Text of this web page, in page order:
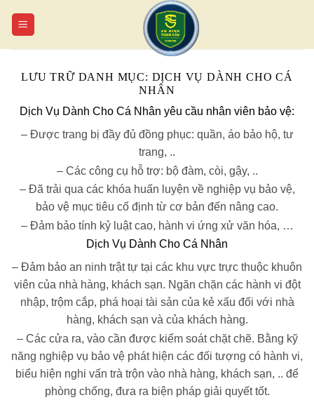
đến
LƯU TRỮ DANH MỤC: DỊCH VỤ DÀNH CHO CÁ
NHÂN
Dịch Vụ Dành Cho Cá Nhân yêu cầu nhân viên bảo vệ:
– Được trang bị đầy đủ đồng phục: quần, áo bảo hộ, tư
trang, ..
– Các công cụ hỗ trợ: bộ đàm, còi, gậy, ..
– Đã trải qua các khóa huấn luyện về nghiệp vụ bảo vệ,
bảo vệ mục tiêu cố định từ cơ bản đến nâng cao.
– Đảm bảo tính kỷ luật cao, hành vi ứng xử văn hóa, …
Dịch Vụ Dành Cho Cá Nhân
– Đảm bảo an ninh trật tự tại các khu vực trực thuộc khuôn
viên của nhà hàng, khách sạn. Ngăn chặn các hành vi đột
nhập, trộm cắp, phá hoại tài sản của kẻ xấu đối với nhà
hàng, khách sạn và của khách hàng.
– Các cửa ra, vào cần được kiểm soát chặt chẽ. Bằng kỹ
năng nghiệp vụ bảo vệ phát hiện các đối tượng có hành vi,
biểu hiện nghi vấn trà trộn vào nhà hàng, khách sạn, .. để
phòng chống, đưa ra biện pháp giải quyết tốt.